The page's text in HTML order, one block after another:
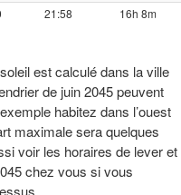
21:58 16h 8m
est calculé dans la ville
de juin 2045 peuvent
habitez dans l’ouest
maximale sera quelques
voir les horaires de lever et
chez vous si vous